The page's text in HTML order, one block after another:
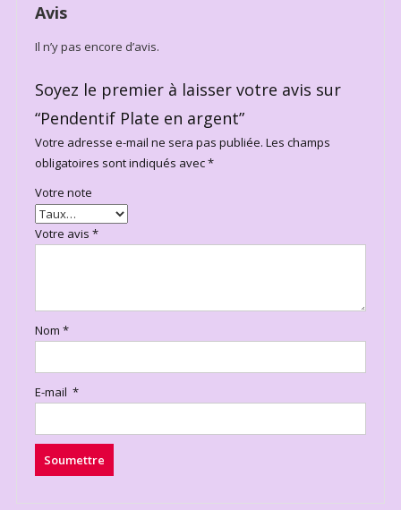
Avis
Il n’y pas encore d’avis.
Soyez le premier à laisser votre avis sur
“Pendentif Plate en argent”
Votre adresse e-mail ne sera pas publiée. Les champs
obligatoires sont indiqués avec*
Votre note
Votre avis *
Nom *
E-mail *